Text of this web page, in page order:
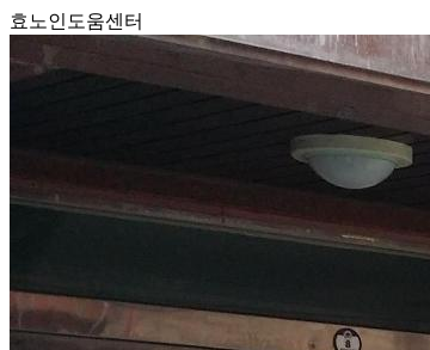
효노인도움센터